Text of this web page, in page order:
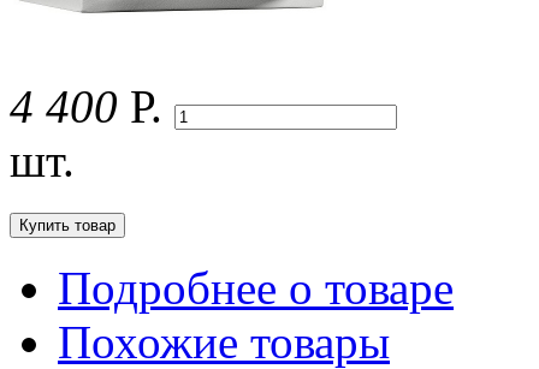
4 400 Р.
шт.
Подробнее о товаре
Похожие товары